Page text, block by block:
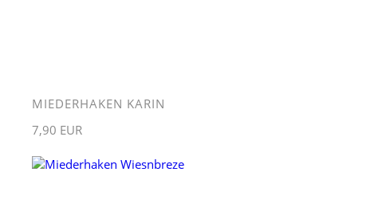
MIEDERHAKEN KARIN
7,90 EUR